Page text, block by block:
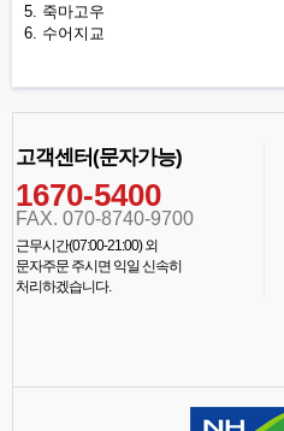
5. 죽마고우
6. 수어지교
고객센터(문자가능)
1670-5400
FAX. 070-8740-9700
근무시간(07:00-21:00) 외
문자주문 주시면 익일 신속히
처리하겠습니다.